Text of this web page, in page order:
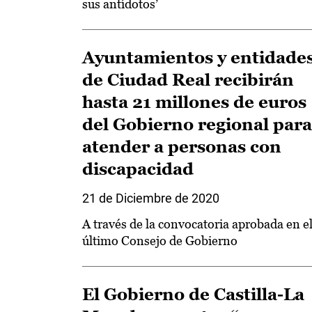
sus antídotos’
Ayuntamientos y
de Ciudad Real recibirán
hasta 21 millones de euros
del Gobierno regional para
atender a personas con
discapacidad
21 de Diciembre de 2020
A través de la convocatoria aprobada en el
último Consejo de Gobierno
El Gobierno de Castilla-La